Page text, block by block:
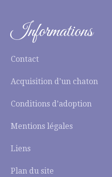
Informations
Contact
Acquisition d’un chaton
Conditions d’adoption
Mentions légales
Liens
Plan du site